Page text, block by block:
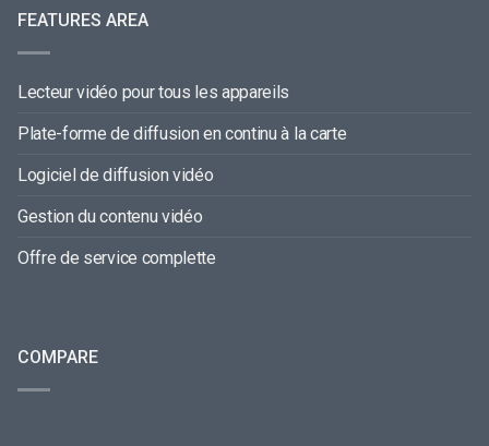
FEATURES AREA
Lecteur vidéo pour tous les appareils
Plate-forme de diffusion en continu à la carte
Logiciel de diffusion vidéo
Gestion du contenu vidéo
Offre de service complette
COMPARE